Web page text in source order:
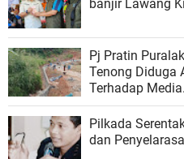
banjir Lawang
Pj Pratin
Tenong Diduga
Terhadap Media.
Pilkada
dan